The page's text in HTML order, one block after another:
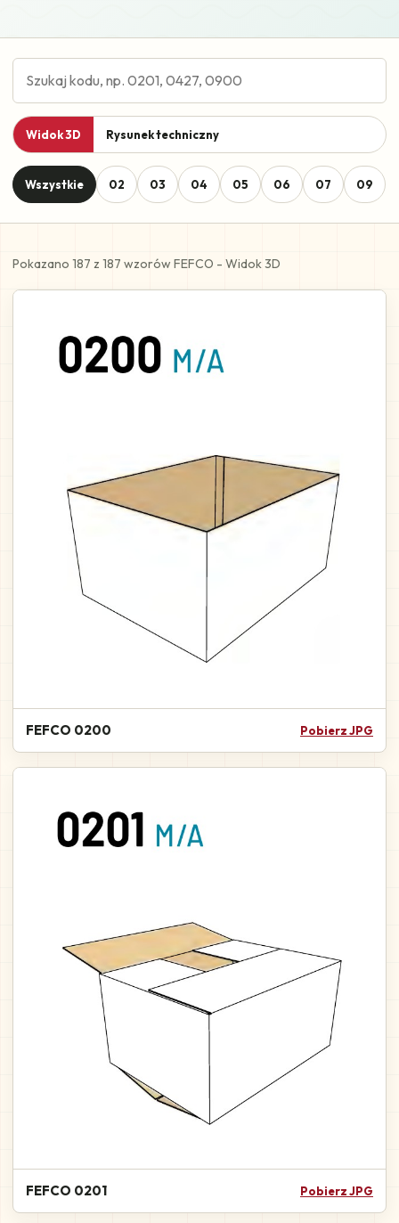
Widok 3D Rysunek techniczny
Wszystkie 02 03 04 05 06 07 09
Pokazano 187 z 187 wzorów FEFCO - Widok 3D
FEFCO 0200 Pobierz JPG
FEFCO 0201 Pobierz JPG